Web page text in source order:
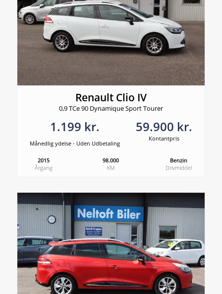
Renault Clio IV
0,9 TCe 90 Dynamique Sport Tourer
1.199 kr.
Månedlig ydelse - Uden Udbetaling
59.900 kr.
Kontantpris
2015
Årgang
98.000
KM
Benzin
Drivmiddel